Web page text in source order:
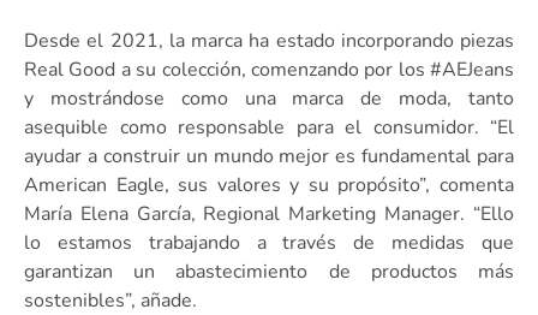
Desde el 2021, la marca ha estado incorporando piezas
Real Good a su colección, comenzando por los #AEJeans
y mostrándose como una marca de moda, tanto
asequible como responsable para el consumidor. “El
ayudar a construir un mundo mejor es fundamental para
American Eagle, sus valores y su propósito”, comenta
María Elena García, Regional Marketing Manager. “Ello
lo estamos trabajando a través de medidas que
garantizan un abastecimiento de productos más
sostenibles”, añade.